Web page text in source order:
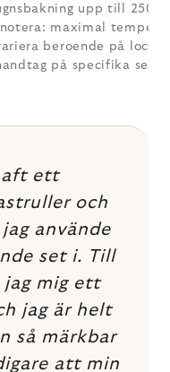
upp till
maximal
beroende på lock
på specifika set).
ett
och
använde
set i. Till
jag mig ett
jag är helt
så märkbar
att min